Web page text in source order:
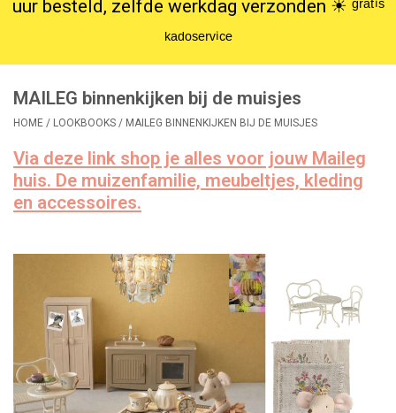
Poppen
SALE
info
Lookbooks
uur besteld, zelfde werkdag verzonden ☀︎ ᵍʳᵃᵗⁱˢ
ᵏᵃᵈᵒˢᵉʳᵛⁱᶜᵉ
MAILEG binnenkijken bij de muisjes
HOME / LOOKBOOKS / MAILEG BINNENKIJKEN BIJ DE MUISJES
Via deze link shop je alles voor jouw Maileg
huis. De muizenfamilie, meubeltjes, kleding
en accessoires.